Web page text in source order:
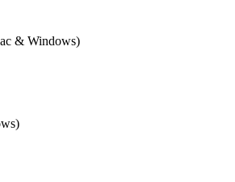
& Windows)